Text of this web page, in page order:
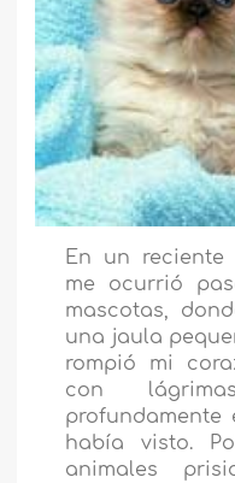
En un reciente
me ocurrió
mascotas,
una jaula
rompió mi
con
había visto.
animales